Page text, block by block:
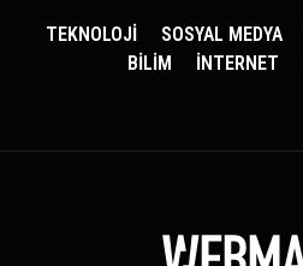
TEKNOLOJİ SOSYAL MEDYA
BİLİM
İNTERNET